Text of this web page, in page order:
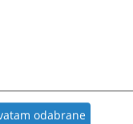
odabrane